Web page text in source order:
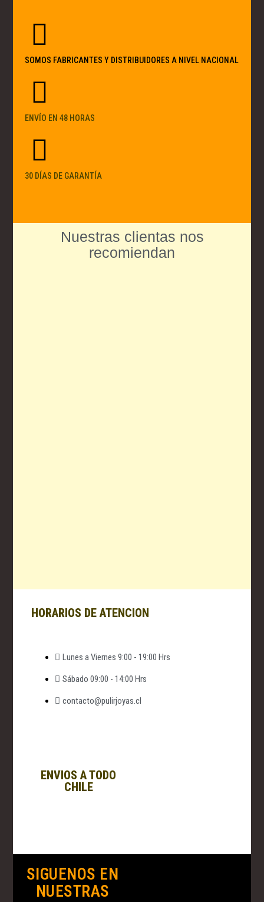
SOMOS FABRICANTES Y DISTRIBUIDORES A NIVEL NACIONAL
ENVÍO EN 48 HORAS
30 DÍAS DE GARANTÍA
Nuestras clientas nos
recomiendan
HORARIOS DE ATENCION
Lunes a Viernes 9:00 - 19:00 Hrs
Sábado 09:00 - 14:00 Hrs
contacto@pulirjoyas.cl
ENVIOS A TODO
CHILE
SIGUENOS EN
NUESTRAS